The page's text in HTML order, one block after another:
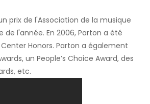
prix de l'Association de la musique
l'année. En 2006, Parton a été
Honors. Parton a également
un People’s Choice Award, des
etc.